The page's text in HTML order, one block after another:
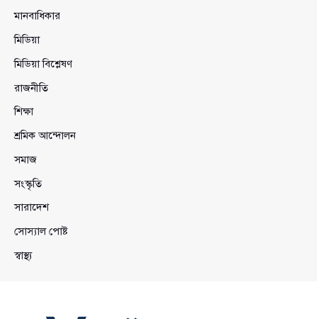
মানবাধিকার
মিডিয়া
মিডিয়া বিশ্লেষণ
রাজনীতি
শিক্ষা
শ্রমিক আন্দোলন
সমাজ
সংস্কৃতি
সারাদেশ
সোস্যাল পোষ্ট
স্বাস্থ্য